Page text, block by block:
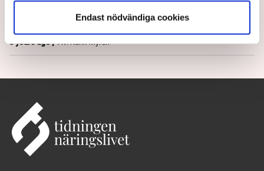
Endast nödvändiga cookies
dem”, säger Microsoft Sveriges vd Hélène
5 years ago | Av: Karin Myrén